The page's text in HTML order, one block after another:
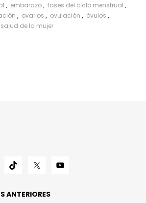
, embarazo, fases del ciclo menstrual ,
, ovarios , ovulación , óvulos ,
salud de la mujer
ANTERIORES